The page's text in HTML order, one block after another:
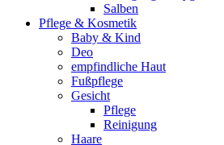
Salben
Pflege & Kosmetik
Baby & Kind
Deo
empfindliche Haut
Fußpflege
Gesicht
Pflege
Reinigung
Haare